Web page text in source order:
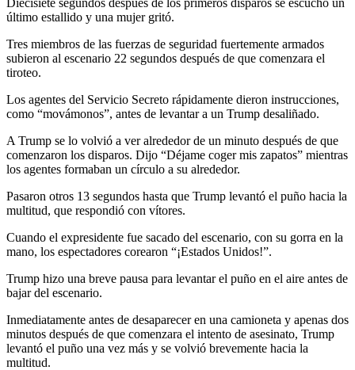
último estallido y una mujer gritó.
Tres miembros de las fuerzas de seguridad fuertemente armados
subieron al escenario 22 segundos después de que comenzara el
tiroteo.
Los agentes del Servicio Secreto rápidamente dieron instrucciones,
como “movámonos”, antes de levantar a un Trump desaliñado.
A Trump se lo volvió a ver alrededor de un minuto después de que
comenzaron los disparos. Dijo “Déjame coger mis zapatos” mientras
los agentes formaban un círculo a su alrededor.
Pasaron otros 13 segundos hasta que Trump levantó el puño hacia la
multitud, que respondió con vítores.
Cuando el expresidente fue sacado del escenario, con su gorra en la
mano, los espectadores corearon “¡Estados Unidos!”.
Trump hizo una breve pausa para levantar el puño en el aire antes de
bajar del escenario.
Inmediatamente antes de desaparecer en una camioneta y apenas dos
minutos después de que comenzara el intento de asesinato, Trump
levantó el puño una vez más y se volvió brevemente hacia la
multitud.